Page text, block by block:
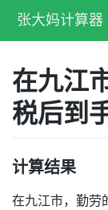
张大妈计算器
在九江
税后到
计算结果
在九江市，勤劳